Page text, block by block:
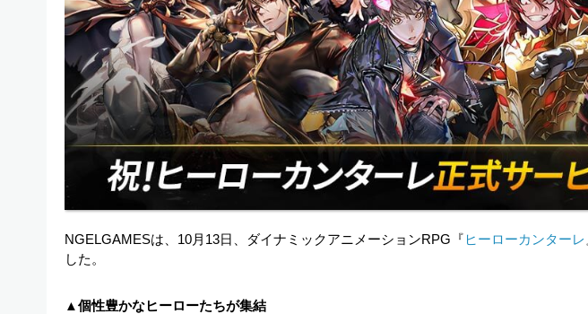
NGELGAMESは、10月13日、ダイナミックアニメーションRPG『 ヒーローカンターレ
した。
▲個性豊かなヒーローたちが集結